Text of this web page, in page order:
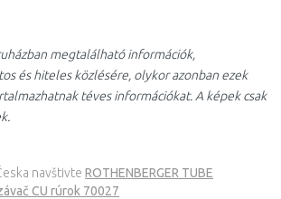
megtalálható információk,
és hiteles közlésére, olykor azonban ezek
téves információkat. A képek csak
navštivte ROTHENBERGER TUBE
CU rúrok 70027